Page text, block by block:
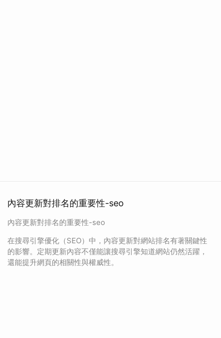
內容更新對排名的重要性-seo
內容更新對排名的重要性-seo
在搜尋引擎優化（SEO）中，內容更新對網站排名有著關鍵性
的影響。定期更新內容不僅能讓搜尋引擎知道網站仍然活躍，
還能提升網頁的相關性與權威性。